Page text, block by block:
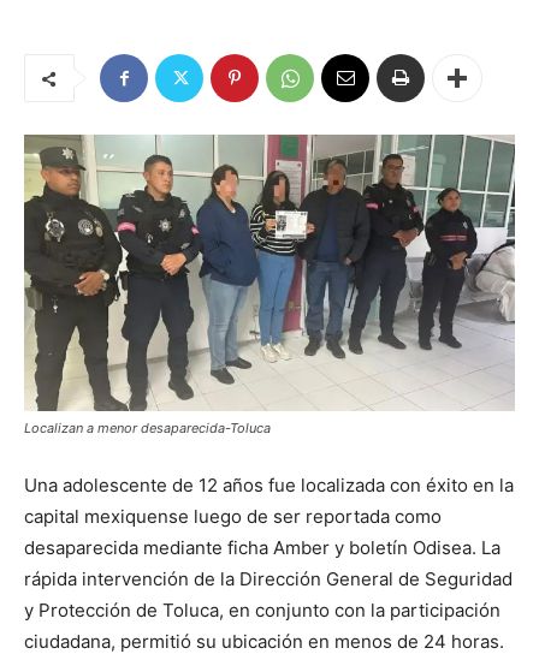
Localizan a menor desaparecida-Toluca
Una adolescente de 12 años fue localizada con éxito en la
capital mexiquense luego de ser reportada como
desaparecida mediante ficha Amber y boletín Odisea. La
rápida intervención de la Dirección General de Seguridad
y Protección de Toluca, en conjunto con la participación
ciudadana, permitió su ubicación en menos de 24 horas.